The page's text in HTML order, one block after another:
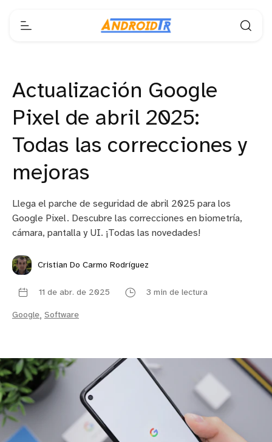
Actualización Google
Pixel de abril 2025:
Todas las correcciones y
mejoras
Llega el parche de seguridad de abril 2025 para los
Google Pixel. Descubre las correcciones en biometría,
cámara, pantalla y UI. ¡Todas las novedades!
Cristian Do Carmo Rodríguez
11 de abr. de 2025 3 min de lectura
Google, Software